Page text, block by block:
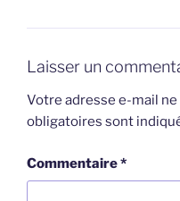
Laisser un
Votre adresse e-mail
obligatoires sont
Commentaire*